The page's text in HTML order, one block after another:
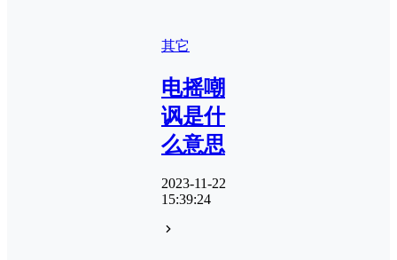
其它
电摇嘲
讽是什
么意思
2023-11-22
15:39:24